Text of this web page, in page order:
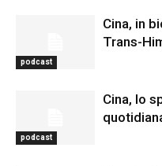
podcast
Cina, in
Trans-
podcast
Cina, lo